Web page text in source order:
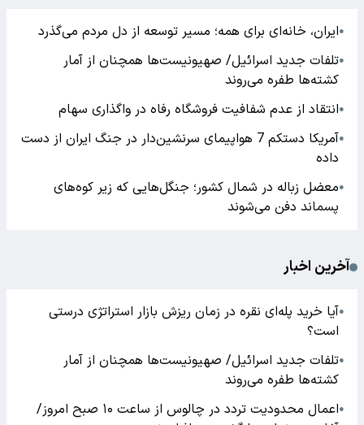
●ایران، خانه‌ای برای همه؛ مسیر توسعه از دل مردم می‌گذرد
●تلفات جدید اسرائیل/ صهیونیست‌ها همچنان از آمار
کشته‌ها طفره می‌روند
●انتقاد از عدم شفافیت فروشگاه رفاه در واگذاری سهام
●
آمریکا دستکم 7 هواپیمای سرنشین‌دار در جنگ ایران از دست
داده
●معضل زباله در شمال کشور؛ جنگل‌هایی که زیر کوه‌های
پسماند دفن می‌شوند
آخرین اخبار
●آیا خرید پله‌ای نقره در زمان ریزش بازار استراتژی درستی
است؟
●تلفات جدید اسرائیل/ صهیونیست‌ها همچنان از آمار
کشته‌ها طفره می‌روند
●
اعمال محدودیت تردد در چالوس از ساعت ۱۰ صبح امروز/